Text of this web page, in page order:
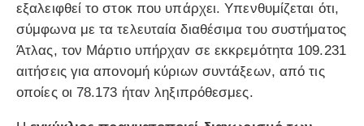
εξαλειφθεί το στοκ που υπάρχει. Υπενθυμίζεται ότι,
σύμφωνα με τα τελευταία διαθέσιμα του συστήματος
Άτλας, τον Μάρτιο υπήρχαν σε εκκρεμότητα 109.231
αιτήσεις για απονομή κύριων συντάξεων, από τις
οποίες οι 78.173 ήταν ληξιπρόθεσμες.